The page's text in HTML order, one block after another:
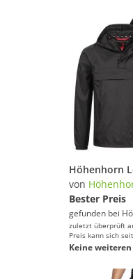
von
Bester Preis
gefunden bei
zuletzt überprüft
Preis kann sich
Keine